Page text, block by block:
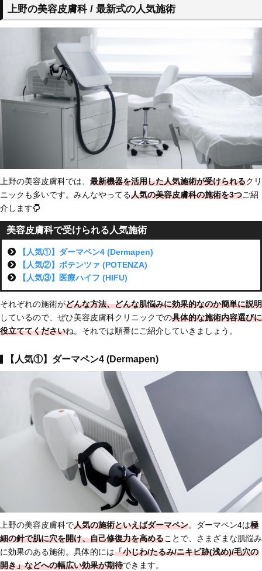
上野の美容皮膚科 / 最新式の人気施術
上野の美容皮膚科では、 最新機器を活用した人気施術が受けられるクリ
ニックも多いです。みんなやってる人気の美容皮膚科の施術を3つご紹
介します
美容皮膚科で受けられる人気施術
【人気①】ダーマペン4 (Dermapen)
【人気②】ポテンツァ (POTENZA)
【人気③】医療ハイフ (HIFU)
それぞれの施術がどんな方法、どんな肌悩みに効果的なのか簡単に説明
しているので、ぜひ美容皮膚科クリニックでの具体的な施術内容選びに
役立ててくださいね。それでは順番にご紹介していきましょう。
【人気①】ダーマペン4 (Dermapen)
上野の美容皮膚科で人気の施術といえばダーマペン。ダーマペン4は極
細の針で肌に穴を開け、自己修復力を高めることで、さまざまな肌悩み
に効果のある施術。具体的には「小じわ/たるみ/ニキビ跡(浅め)/毛穴の
開き」などへの幅広い効果が期待できます。